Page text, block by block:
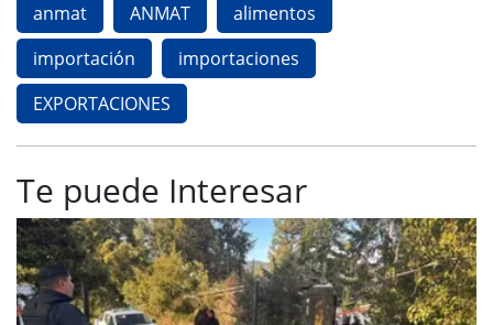
anmat ANMAT
alimentos
importación
importaciones
EXPORTACIONES
Te puede Interesar